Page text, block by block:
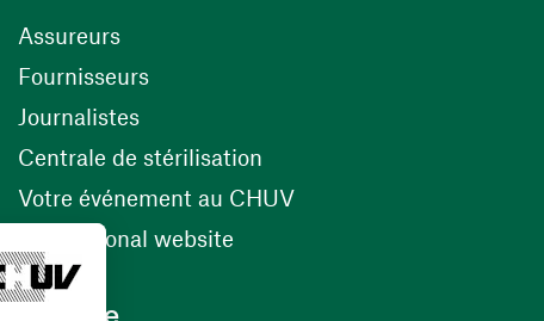
Assureurs
Fournisseurs(ouvre une nouvelle fenêtre)
Journalistes
Centrale de stérilisation
Votre événement au CHUV(ouvre une nouvelle
International website